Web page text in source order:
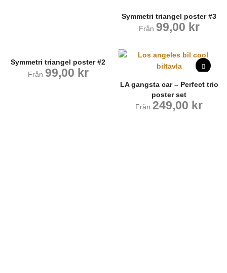
Symmetri triangel poster #3
Från 99,00 kr
Symmetri triangel poster #2
Från 99,00 kr
LA gangsta car – Perfect trio
poster set
Från 249,00 kr